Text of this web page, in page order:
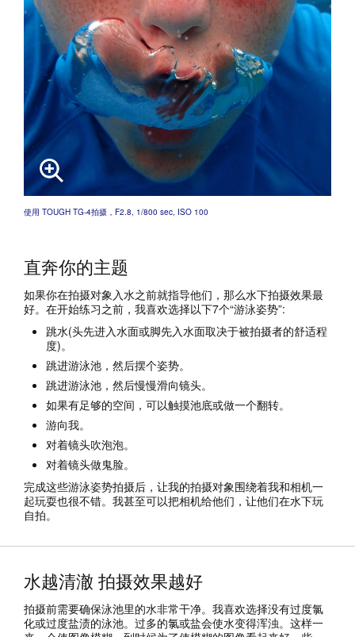
使用 TOUGH TG-4拍摄，F2.8, 1/800 sec, ISO 100
直奔你的主题
如果你在拍摄对象入水之前就指导他们，那么水下拍摄效果最
好。在开始练习之前，我喜欢选择以下7个“游泳姿势”:
跳水(头先进入水面或脚先入水面取决于被拍摄者的舒适程
度)。
跳进游泳池，然后摆个姿势。
跳进游泳池，然后慢慢滑向镜头。
如果有足够的空间，可以触摸池底或做一个翻转。
游向我。
对着镜头吹泡泡。
对着镜头做鬼脸。
完成这些游泳姿势拍摄后，让我的拍摄对象围绕着我和相机一
起玩耍也很不错。我甚至可以把相机给他们，让他们在水下玩
自拍。
水越清澈 拍摄效果越好
拍摄前需要确保泳池里的水非常干净。我喜欢选择没有过度氯
化或过度盐渍的泳池。过多的氯或盐会使水变得浑浊。这样一